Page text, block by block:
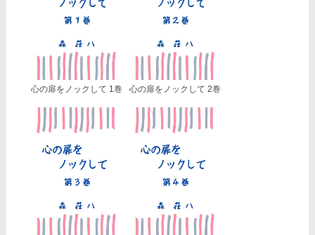
心の扉をノックして 1巻 心の扉をノックして 2巻